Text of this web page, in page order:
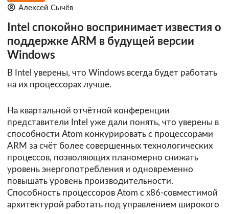
Алексей Сычёв
Intel спокойно воспринимает известия о
поддержке ARM в будущей версии
Windows
В Intel уверены, что Windows всегда будет работать
на их процессорах лучше.
На квартальной отчётной конференции
представители Intel уже дали понять, что уверены в
способности Atom конкурировать с процессорами
ARM за счёт более совершенных технологических
процессов, позволяющих планомерно снижать
уровень энергопотребления и одновременно
повышать уровень производительности.
Способность процессоров Atom с x86-совместимой
архитектурой работать под управлением широкого